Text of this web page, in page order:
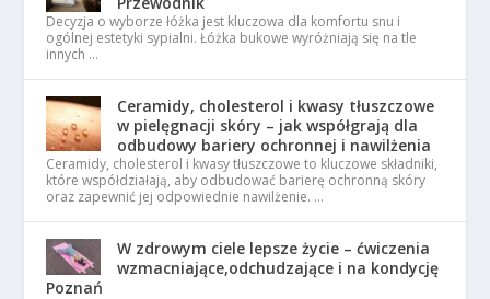
Decyzja o wyborze łóżka jest kluczowa dla komfortu snu i
ogólnej estetyki sypialni. Łóżka bukowe wyróżniają się na tle
innych …
Ceramidy, cholesterol i kwasy tłuszczowe
w pielęgnacji skóry – jak współgrają dla
odbudowy bariery ochronnej i nawilżenia
Ceramidy, cholesterol i kwasy tłuszczowe to kluczowe składniki,
które współdziałają, aby odbudować barierę ochronną skóry
oraz zapewnić jej odpowiednie nawilżenie. …
W zdrowym ciele lepsze życie – ćwiczenia
wzmacniające,odchudzające i na kondycję
Poznań